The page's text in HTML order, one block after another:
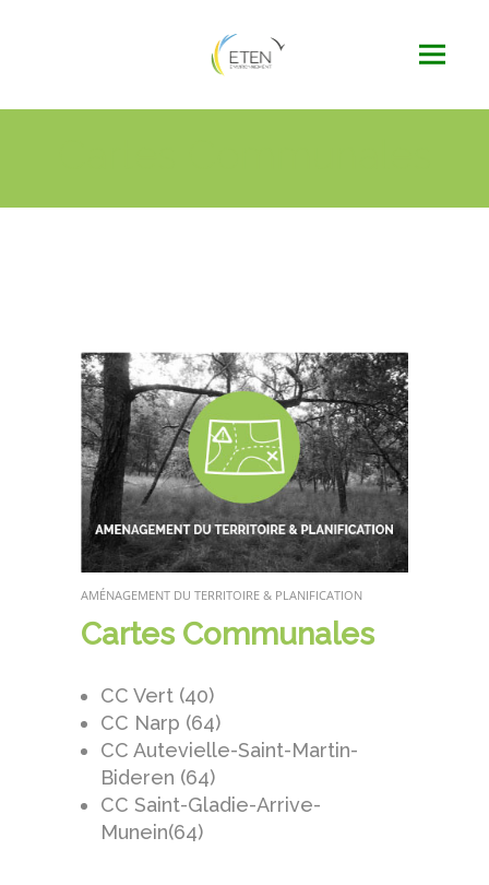
AMÉNAGEMENT DU TERRITOIRE & PLANIFICATION
Cartes Communales
CC Vert (40)
CC Narp (64)
CC Autevielle-Saint-Martin-
Bideren (64)
CC Saint-Gladie-Arrive-
Munein(64)